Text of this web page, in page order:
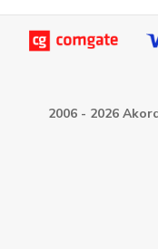
2006 - 2026